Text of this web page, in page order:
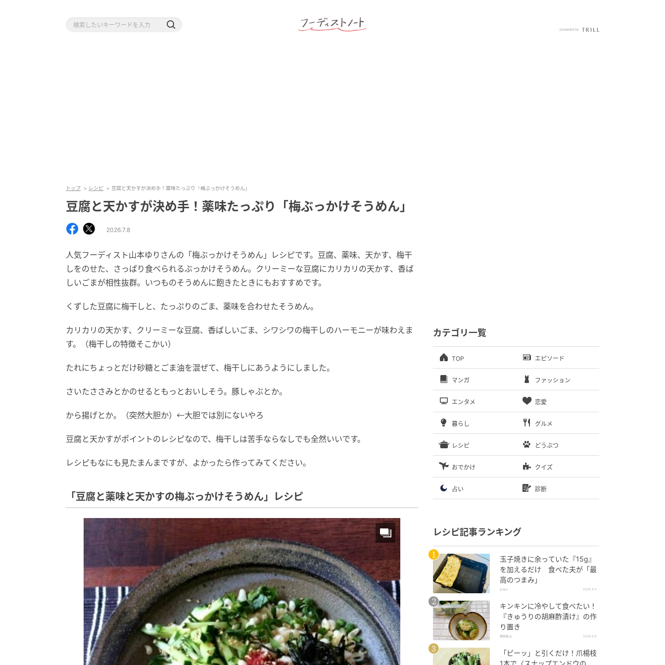
トップ レシピ 豆腐と天かすが決め手！薬味たっぷり「梅ぶっかけそうめん」
豆腐と天かすが決め手！薬味たっぷり「梅ぶっかけそうめん」
2026.7.8
人気フーディスト山本ゆりさんの「梅ぶっかけそうめん」レシピです。豆腐、薬味、天かす、梅干
しをのせた、さっぱり食べられるぶっかけそうめん。クリーミーな豆腐にカリカリの天かす、香ば
しいごまが相性抜群。いつものそうめんに飽きたときにもおすすめです。
くずした豆腐に梅干しと、たっぷりのごま、薬味を合わせたそうめん。
カリカリの天かす、クリーミーな豆腐、香ばしいごま、シワシワの梅干しのハーモニーが味わえま
す。（梅干しの特徴そこかい）
たれにちょっとだけ砂糖とごま油を混ぜて、梅干しにあうようにしました。
さいたささみとかのせるともっとおいしそう。豚しゃぶとか。
から揚げとか。（突然大胆か）←大胆では別にないやろ
豆腐と天かすがポイントのレシピなので、梅干しは苦手ならなしでも全然いいです。
レシピもなにも見たまんまですが、よかったら作ってみてください。
「豆腐と薬味と天かすの梅ぶっかけそうめん」レシピ
カテゴリ一覧
TOP エピソード
マンガ ファッション
エンタメ 恋愛
暮らし グルメ
レシピ どうぶつ
おでかけ クイズ
占い 診断
レシピ記事ランキング
玉子焼きに余っていた『15g』
を加えるだけ 食べた夫が「最
高のつまみ」
grape 2026.8.5
キンキンに冷やして食べたい！
『きゅうりの胡麻酢漬け』の作
り置き
朝時間.jp 2026.8.6
「ピーッ」と引くだけ！爪楊枝
1本で〈スナップエンドウの